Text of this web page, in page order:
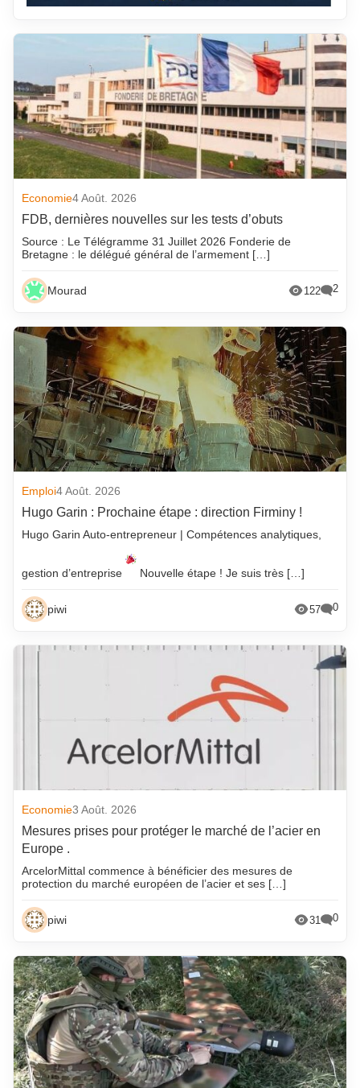
Economie4 Août. 2026
FDB, dernières nouvelles sur les tests d’obuts
Source : Le Télégramme 31 Juillet 2026 Fonderie de
Bretagne : le délégué général de l’armement […]
Mourad 122 2
Emploi4 Août. 2026
Hugo Garin : Prochaine étape : direction Firminy !
Hugo Garin Auto-entrepreneur | Compétences analytiques,
gestion d’entreprise Nouvelle étape ! Je suis très […]
piwi 57 0
Economie3 Août. 2026
Mesures prises pour protéger le marché de l’acier en
Europe .
ArcelorMittal commence à bénéficier des mesures de
protection du marché européen de l’acier et ses […]
piwi 31 0